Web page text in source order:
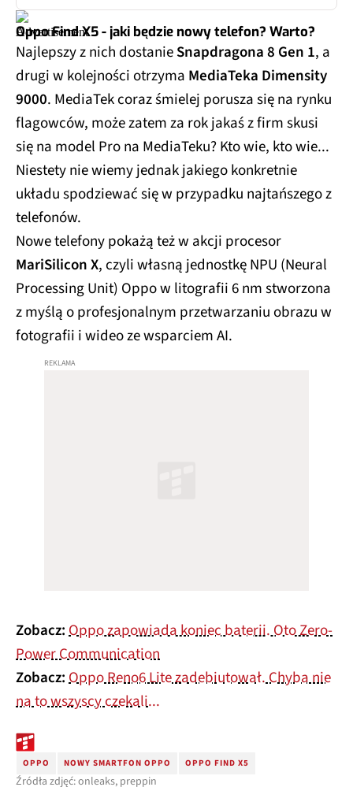
Oppo Find X5 - jaki będzie nowy telefon? Warto?
Najlepszy z nich dostanieSnapdragona 8 Gen 1, a
drugi w kolejności otrzyma MediaTeka Dimensity
9000. MediaTek coraz śmielej porusza się na rynku
flagowców, może zatem za rok jakaś z firm skusi
się na model Pro na MediaTeku? Kto wie, kto wie...
Niestety nie wiemy jednak jakiego konkretnie
układu spodziewać się w przypadku najtańszego z
telefonów.
Nowe telefony pokażą też w akcji procesor
MariSilicon X, czyli własną jednostkę NPU (Neural
Processing Unit) Oppo w litografii 6 nm stworzona
z myślą o profesjonalnym przetwarzaniu obrazu w
fotografii i wideo ze wsparciem AI.
Zobacz:Oppo zapowiada koniec baterii. Oto Zero-
Power Communication
Zobacz:Oppo Reno6 Lite zadebiutował. Chyba nie
na to wszyscy czekali...
OPPO NOWY SMARTFON OPPO OPPO FIND X5
Źródła zdjęć: onleaks, preppin